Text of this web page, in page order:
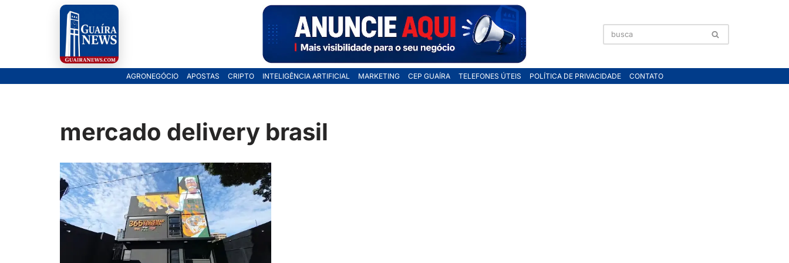
AGRONEGÓCIO APOSTAS CRIPTO INTELIGÊNCIA ARTIFICIAL MARKETING CEP GUAÍRA TELEFONES ÚTEIS POLÍTICA DE PRIVACIDADE CONTATO
mercado delivery brasil